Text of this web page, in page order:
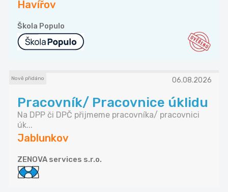
Havířov
Škola Populo
Nově přidáno 06.08.2026
Pracovník/ Pracovnice úklidu
Na DPP či DPČ přijmeme pracovníka/ pracovnici
úk...
Jablunkov
ZENOVA services s.r.o.